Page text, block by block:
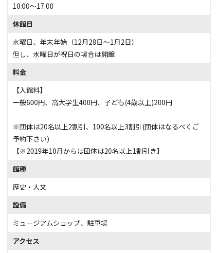
10:00～17:00
休館日
水曜日、年末年始（12月28日～1月2日）
但し、水曜日が祝日の場合は開館
料金
【入館料】
一般600円、高大学生400円、子ども(4歳以上)200円
※団体は20名以上2割引、100名以上3割引(団体はなるべくご
予約下さい)
【※2019年10月からは団体は20名以上1割引き】
館種
歴史・人文
設備
ミュージアムショップ、 駐車場
アクセス